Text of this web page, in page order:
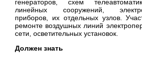
генераторов, схем
линейных сооружений,
приборов, их отдельных узлов.
ремонте воздушных линий
сети, осветительных установок.
Должен знать